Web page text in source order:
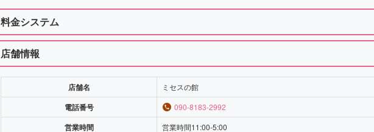
料金システム
店舗情報
店舗名 ミセスの館
電話番号 090-8183-2992
営業時間 営業時間11:00-5:00